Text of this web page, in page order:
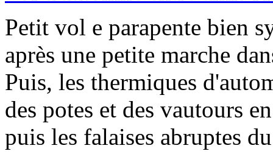
Petit vol e parapente bien
après une petite marche
Puis, les thermiques
des potes et des vautours
puis les falaises abruptes